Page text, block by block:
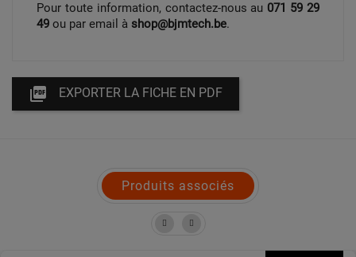
Pour toute information, contactez-nous au 071 59 29
49 ou par email à shop@bjmtech.be.
 EXPORTER LA FICHE EN PDF
Produits associés